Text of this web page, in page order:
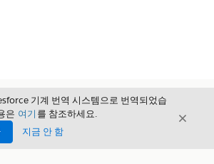
기계 번역 시스템으로 번역되었습
은 여기 를 참조하세요.
지금 안 함
닫기